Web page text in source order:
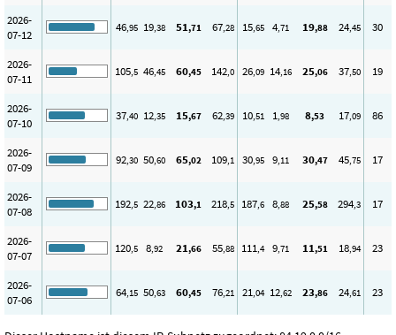
2026-
07-12
46,95 19,38 51,71 67,28 15,65 4,71 19,88 24,45 30
2026-
07-11
105,5 46,45 60,45 142,0 26,09 14,16 25,06 37,50 19
2026-
07-10
37,40 12,35 15,67 62,39 10,51 1,98 8,53 17,09 86
2026-
07-09
92,30 50,60 65,02 109,1 30,95 9,11 30,47 45,75 17
2026-
07-08
192,5 22,86 103,1 218,5 187,6 8,88 25,58 294,3 17
2026-
07-07
120,5 8,92 21,66 55,88 111,4 9,71 11,51 18,94 23
2026-
07-06
64,15 50,63 60,45 76,21 21,04 12,62 23,86 24,61 23